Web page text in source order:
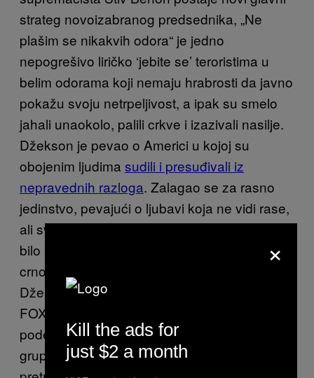
strateg novoizabranog predsednika, „Ne
plašim se nikakvih odora“ je jedno
nepogrešivo liričko ‘jebite se’ teroristima u
belim odorama koji nemaju hrabrosti da javno
pokažu svoju netrpeljivost, a ipak su smelo
jahali unaokolo, palili crkve i izazivali nasilje.
Džekson je pevao o Americi u kojoj su
obojenim ljudima sudili i presuđivali iz
nepravednih razloga. Zalagao se za rasno
jedinstvo, pevajući o ljubavi koja ne vidi rase,
ali svestan mana društva kome je očajnički
bilo potrebno isceljenje. Transformišući se u
crnog pantera na samom kraju spota,
Džekson je sa porodičnog CBS-a prešao na
FOX , koji ga je optuživao za „podsticanje
podela“ i za javnu podršku crnim političkim
grupama koje su proglašene fašističkima i
×
Kill the ads for
just $2 a month